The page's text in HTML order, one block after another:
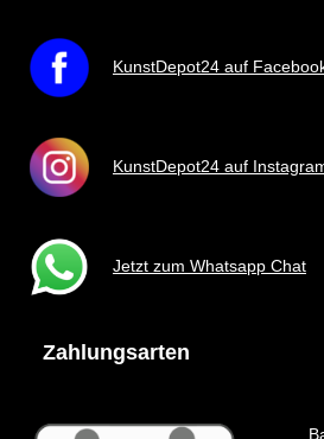
KunstDepot24 auf
KunstDepot24 auf
Jetzt zum Whatsapp Chat
Zahlungsarten